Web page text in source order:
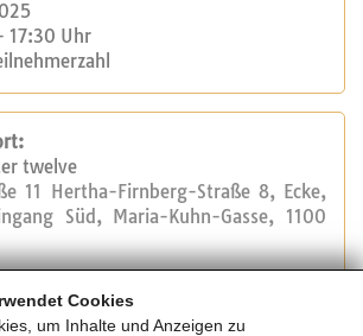
Cookies
um Inhalte und Anzeigen zu
17:30 Uhr
twelve
11 Hertha-Firnberg-Straße 8, Ecke,
Süd, Maria-Kuhn-Gasse, 1100